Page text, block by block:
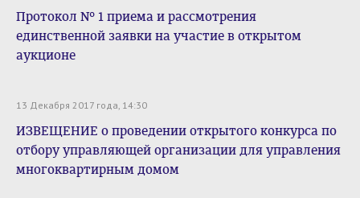
Протокол № 1 приема и рассмотрения
единственной заявки на участие в открытом
аукционе
13 Декабря 2017 года, 14:30
ИЗВЕЩЕНИЕ о проведении открытого конкурса по
отбору управляющей организации для управления
многоквартирным домом